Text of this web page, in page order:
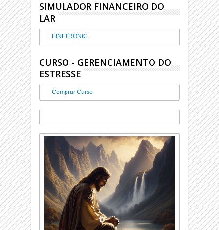
SIMULADOR FINANCEIRO DO
LAR
EINFTRONIC
CURSO - GERENCIAMENTO DO
ESTRESSE
Comprar Curso